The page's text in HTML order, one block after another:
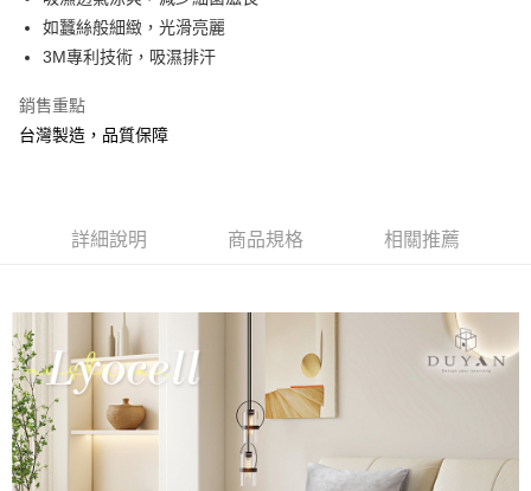
臺灣中小企業銀行
匯豐（台灣）商業銀行
聯邦商業銀行
元大商業銀行
台新國際商業銀行
Apple Pay
悠遊付
Google Pay
全盈+PAY
【大哥付你分期使用說明】
流程，驗證手機門號後，選擇欲分期的期數、繳款截止日，確認付款後即完
成交易。
3.實際核准額度、可分期數及費用金額請依後續交易確認頁面所載為準。
4.訂單成立30分鐘內，如未前往確認交易或遇審核未通過，訂單將自動取
消。如遇「轉專審核」未通過狀況，表示未達大哥付你分期系統評分，恕無
法說明評估內容。
【繳款方式說明】
1.分期款項不併入電信帳單，「大哥付你分期」於每月結算日後寄送繳費提
醒簡訊。
AFTEE先享後付是「在收到商品之後才付款」的支付方式。 讓您購物簡單
便利好安心！
１．簡單：不需註冊會員、不需綁卡、不需儲值。
２．便利：只要手機號碼，簡訊認證，即可結帳。
３．安心：先確認商品／服務後，再付款。
【「AFTEE先享後付」結帳流程】
Hami Point
相關說明
「Hami Point」為中華電信所提供之點數服務，可於會員專區綁定中華電信
會員帳號後，即可在購物車使用 Hami Point 折抵消費金額 (1點等於1元)。
ATM付款
運送方式
如蠶絲般細緻，光滑亮麗
3M專利技術，吸濕排汗
銷售重點
台灣製造，品質保障
詳細說明 商品規格 相關推薦